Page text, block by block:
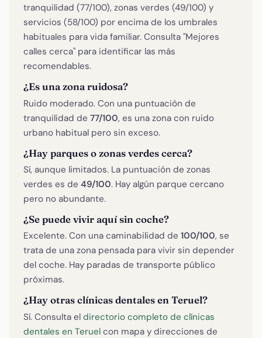
tranquilidad (77/100), zonas verdes (49/100) y
servicios (58/100) por encima de los umbrales
habituales para vida familiar. Consulta "Mejores
calles cerca" para identificar las más
recomendables.
¿Es una zona ruidosa?
Ruido moderado. Con una puntuación de
tranquilidad de 77/100, es una zona con ruido
urbano habitual pero sin exceso.
¿Hay parques o zonas verdes cerca?
Sí, aunque limitados. La puntuación de zonas
verdes es de 49/100. Hay algún parque cercano
pero no abundante.
¿Se puede vivir aquí sin coche?
Excelente. Con una caminabilidad de 100/100, se
trata de una zona pensada para vivir sin depender
del coche. Hay paradas de transporte público
próximas.
¿Hay otras clínicas dentales en Teruel?
Sí. Consulta el directorio completo de clínicas
dentales en Teruel con mapa y direcciones de